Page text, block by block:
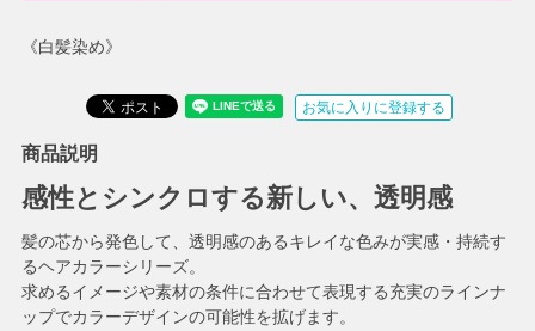
《白髪染め》
お気に入りに登録する
商品説明
感性とシンクロする新しい、透明感
髪の芯から発色して、透明感のあるキレイな色みが実感・持続す
るヘアカラーシリーズ。
求めるイメージや素材の条件に合わせて表現する充実のラインナ
ップでカラーデザインの可能性を拡げます。